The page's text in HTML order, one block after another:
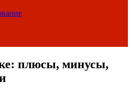
плюсы, минусы,